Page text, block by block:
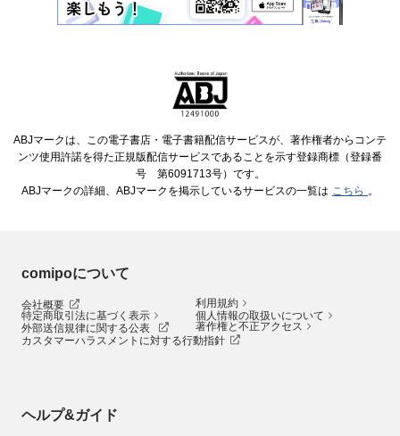
ABJマークは、この電子書店・電子書籍配信サービスが、著作権者からコンテ
ンツ使用許諾を得た正規版配信サービスであることを示す登録商標（登録番
号 第6091713号）です。
ABJマークの詳細、ABJマークを掲示しているサービスの一覧は こちら 。
comipoについて
会社概要
利用規約
特定商取引法に基づく表示
個人情報の取扱いについて
外部送信規律に関する公表
著作権と不正アクセス
カスタマーハラスメントに対する行動指針
ヘルプ&ガイド